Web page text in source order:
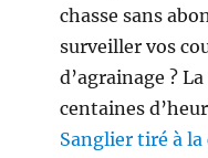
chasse sans
surveiller vos
d’agrainage ?
centaines
Sanglier tiré à la